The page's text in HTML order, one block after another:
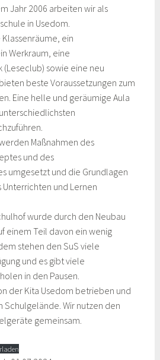
Jahr 2006 arbeiten wir als
in Usedom.
ein
Werkraum, eine
sowie eine neu
beste Voraussetzungen zum
Eine helle und geräumige Aula
Maßnahmen des
und des
umgesetzt und die Grundlagen
und Lernen
wurde durch den Neubau
einem Teil davon ein wenig
stehen den SuS viele
und es gibt viele
in den Pausen.
der Kita Usedom betrieben und
Schulgelände. Wir nutzen den
gemeinsam.